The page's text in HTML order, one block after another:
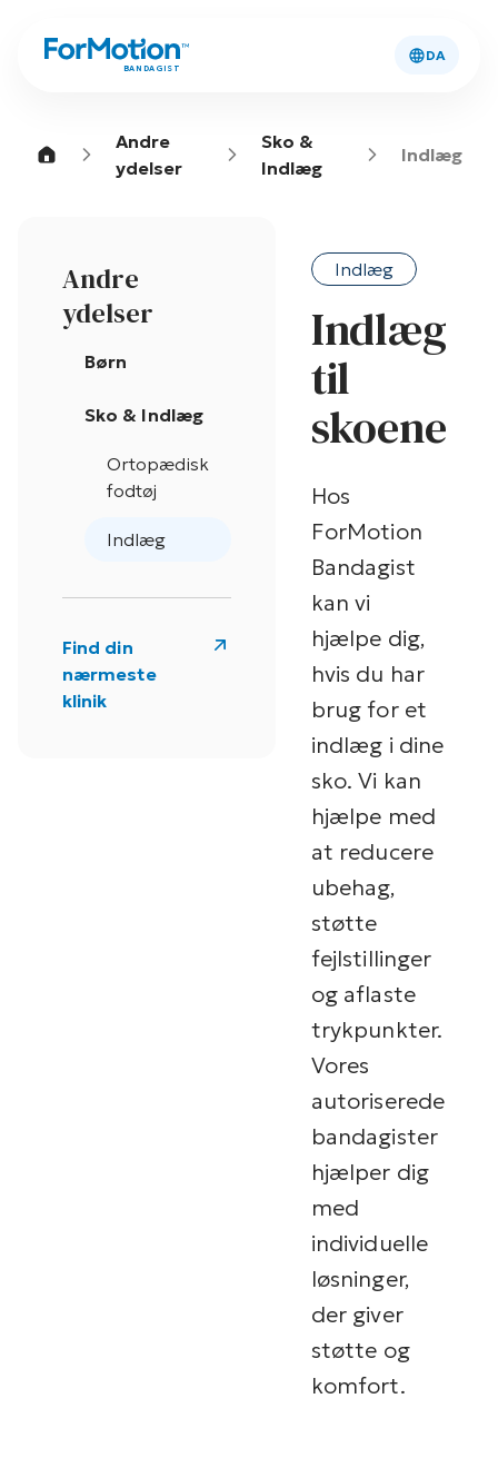
BANDAGIST
DA
Andre
ydelser
Sko &
Indlæg
Indlæg
Andre
ydelser
Børn
Sko & Indlæg
Ortopædisk
fodtøj
Indlæg
Find din
nærmeste
klinik
Indlæg
Indlæg
til
skoene
Hos
ForMotion
Bandagist
kan vi
hjælpe dig,
hvis du har
brug for et
indlæg i dine
sko. Vi kan
hjælpe med
at reducere
ubehag,
støtte
fejlstillinger
og aflaste
trykpunkter.
Vores
autoriserede
bandagister
hjælper dig
med
individuelle
løsninger,
der giver
støtte og
komfort.